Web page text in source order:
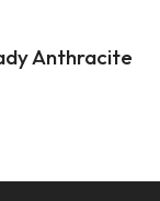
Anthracite